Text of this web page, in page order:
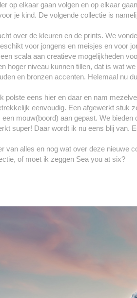
op elkaar gaan volgen en op elkaar
je kind. De volgende collectie is
over de kleuren en de prints. We
voor jongens en meisjes en voor
scala aan creatieve mogelijkheden
hoger niveau kunnen tillen, dat is wat
en bronzen accenten. Helemaal nu
polste eens hier en daar en nam
eenvoudig. Een afgewerkt stuk
mouw(boord) aan gepast. We
super! Daar wordt ik nu eens blij van.
van alles en nog wat over deze nieuwe
of moet ik zeggen Sea you at six?